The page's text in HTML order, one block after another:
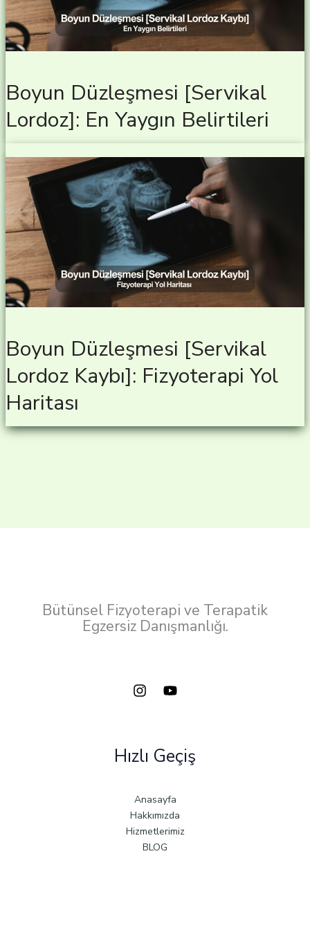
Boyun Düzleşmesi [Servikal
Lordoz]: En Yaygın Belirtileri
Boyun Düzleşmesi [Servikal
Lordoz Kaybı]: Fizyoterapi Yol
Haritası
Bütünsel Fizyoterapi ve Terapatik
Egzersiz Danışmanlığı.
Hızlı Geçiş
Anasayfa
Hakkımızda
Hizmetlerimiz
BLOG